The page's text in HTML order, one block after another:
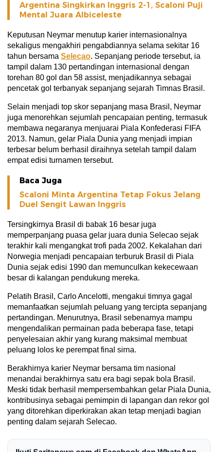
Argentina Singkirkan Inggris 2-1, Scaloni Puji
Mental Juara Albiceleste
Keputusan Neymar menutup karier internasionalnya
sekaligus mengakhiri pengabdiannya selama sekitar 16
tahun bersama Selecao. Sepanjang periode tersebut, ia
tampil dalam 130 pertandingan internasional dengan
torehan 80 gol dan 58 assist, menjadikannya sebagai
pencetak gol terbanyak sepanjang sejarah Timnas Brasil.
Selain menjadi top skor sepanjang masa Brasil, Neymar
juga menorehkan sejumlah pencapaian penting, termasuk
membawa negaranya menjuarai Piala Konfederasi FIFA
2013. Namun, gelar Piala Dunia yang menjadi impian
terbesar belum berhasil diraihnya setelah tampil dalam
empat edisi turnamen tersebut.
Baca Juga
Scaloni Minta Argentina Tetap Fokus Jelang
Duel Sengit Lawan Inggris
Tersingkirnya Brasil di babak 16 besar juga
memperpanjang puasa gelar juara dunia Selecao sejak
terakhir kali mengangkat trofi pada 2002. Kekalahan dari
Norwegia menjadi pencapaian terburuk Brasil di Piala
Dunia sejak edisi 1990 dan memunculkan kekecewaan
besar di kalangan pendukung mereka.
Pelatih Brasil, Carlo Ancelotti, mengakui timnya gagal
memanfaatkan sejumlah peluang yang tercipta sepanjang
pertandingan. Menurutnya, Brasil sebenarnya mampu
mengendalikan permainan pada beberapa fase, tetapi
penyelesaian akhir yang kurang maksimal membuat
peluang lolos ke perempat final sirna.
Berakhirnya karier Neymar bersama tim nasional
menandai berakhirnya satu era bagi sepak bola Brasil.
Meski tidak berhasil mempersembahkan gelar Piala Dunia,
kontribusinya sebagai pemimpin di lapangan dan rekor gol
yang ditorehkan diperkirakan akan tetap menjadi bagian
penting dalam sejarah Selecao.